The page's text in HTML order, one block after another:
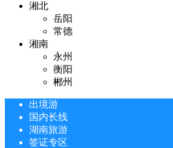
湘北
岳阳
常德
湘南
永州
衡阳
郴州
出境游
国内长线
湖南旅游
签证专区